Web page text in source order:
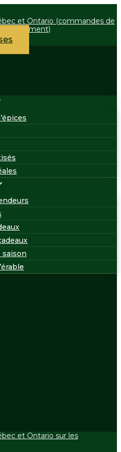
et Ontario (commandes de
uniquement)
saison
et Ontario sur les